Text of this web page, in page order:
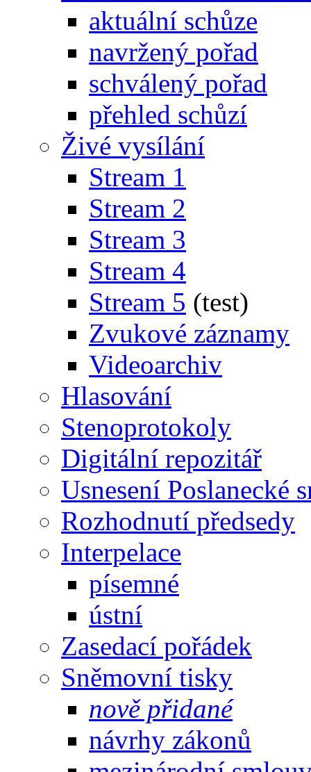
aktuální schůze
navržený pořad
schválený pořad
přehled schůzí
Živé vysílání
Stream 1
Stream 2
Stream 3
Stream 4
Stream 5 (test)
Zvukové záznamy
Videoarchiv
Hlasování
Stenoprotokoly
Digitální repozitář
Usnesení Poslanecké
Rozhodnutí předsedy
Interpelace
písemné
ústní
Zasedací pořádek
Sněmovní tisky
nově přidané
návrhy zákonů